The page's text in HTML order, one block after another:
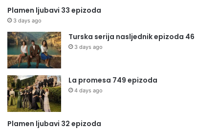
Plamen ljubavi 33 epizoda
3 days ago
Turska serija nasljednik epizoda 46
3 days ago
La promesa 749 epizoda
4 days ago
Plamen ljubavi 32 epizoda